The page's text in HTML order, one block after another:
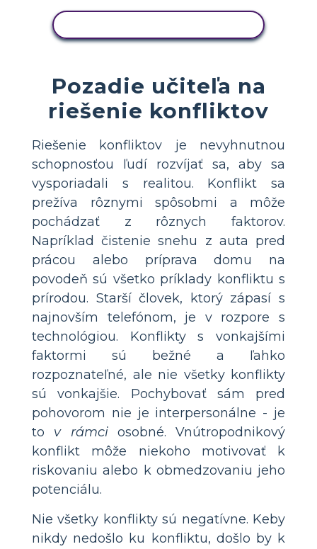
Pozadie učiteľa na
riešenie konfliktov
Riešenie konfliktov je nevyhnutnou
schopnosťou ľudí rozvíjať sa, aby sa
vysporiadali s realitou. Konflikt sa
prežíva rôznymi spôsobmi a môže
pochádzať z rôznych faktorov.
Napríklad čistenie snehu z auta pred
prácou alebo príprava domu na
povodeň sú všetko príklady konfliktu s
prírodou. Starší človek, ktorý zápasí s
najnovším telefónom, je v rozpore s
technológiou. Konflikty s vonkajšími
faktormi sú bežné a ľahko
rozpoznateľné, ale nie všetky konflikty
sú vonkajšie. Pochybovať sám pred
pohovorom nie je interpersonálne - je
to v rámciosobné. Vnútropodnikový
konflikt môže niekoho motivovať k
riskovaniu alebo k obmedzovaniu jeho
potenciálu.
Nie všetky konflikty sú negatívne. Keby
nikdy nedošlo ku konfliktu, došlo by k